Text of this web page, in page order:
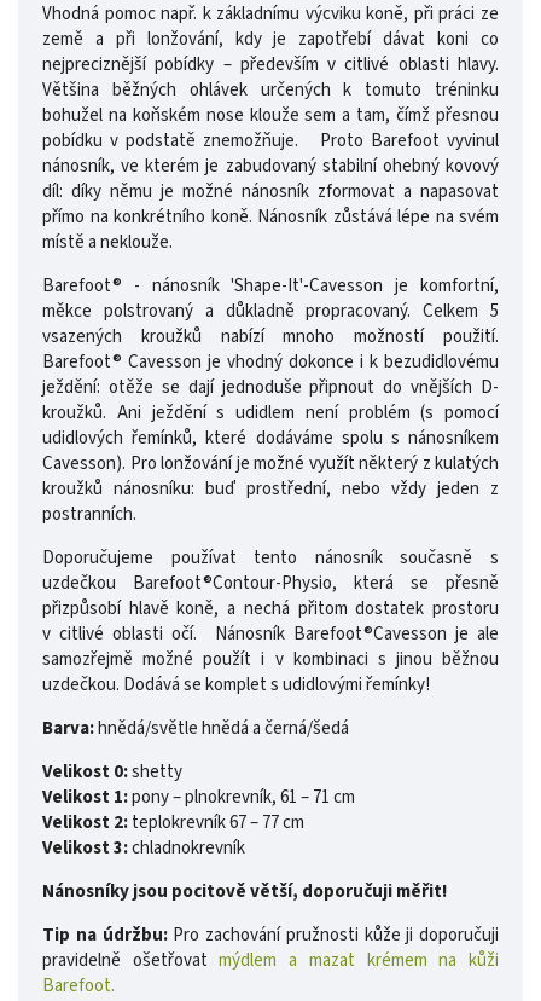
Vhodná pomoc např. k základnímu výcviku koně, při práci ze
země a při lonžování, kdy je zapotřebí dávat koni co
nejpreciznější pobídky – především v citlivé oblasti hlavy.
Většina běžných ohlávek určených k tomuto tréninku
bohužel na koňském nose klouže sem a tam, čímž přesnou
pobídku v podstatě znemožňuje. Proto Barefoot vyvinul
nánosník, ve kterém je zabudovaný stabilní ohebný kovový
díl: díky němu je možné nánosník zformovat a napasovat
přímo na konkrétního koně. Nánosník zůstává lépe na svém
místě a neklouže.
Barefoot® - nánosník 'Shape-It'-Cavesson je komfortní,
měkce polstrovaný a důkladně propracovaný. Celkem 5
vsazených kroužků nabízí mnoho možností použití.
Barefoot® Cavesson je vhodný dokonce i k bezudidlovému
ježdění: otěže se dají jednoduše připnout do vnějších D-
kroužků. Ani ježdění s udidlem není problém (s pomocí
udidlových řemínků, které dodáváme spolu s nánosníkem
Cavesson). Pro lonžování je možné využít některý z kulatých
kroužků nánosníku: buď prostřední, nebo vždy jeden z
postranních.
Doporučujeme používat tento nánosník současně s
uzdečkou Barefoot®Contour-Physio, která se přesně
přizpůsobí hlavě koně, a nechá přitom dostatek prostoru
v citlivé oblasti očí. Nánosník Barefoot®Cavesson je ale
samozřejmě možné použít i v kombinaci s jinou běžnou
uzdečkou. Dodává se komplet s udidlovými řemínky!
Barva:hnědá/světle hnědá a černá/šedá
Velikost 0:shetty
Velikost 1:pony – plnokrevník, 61 – 71 cm
Velikost 2:teplokrevník 67 – 77 cm
Velikost 3:chladnokrevník
Nánosníky jsou pocitově větší, doporučuji měřit!
Tip na údržbu: Pro zachování pružnosti kůže ji doporučuji
pravidelně ošetřovatmýdlem a mazat krémem na kůži
Barefoot.